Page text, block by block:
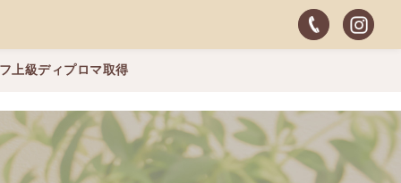
上級ディプロマ取得